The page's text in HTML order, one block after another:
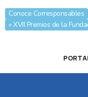
Conoce Corresponsables
» XVII Premios de la